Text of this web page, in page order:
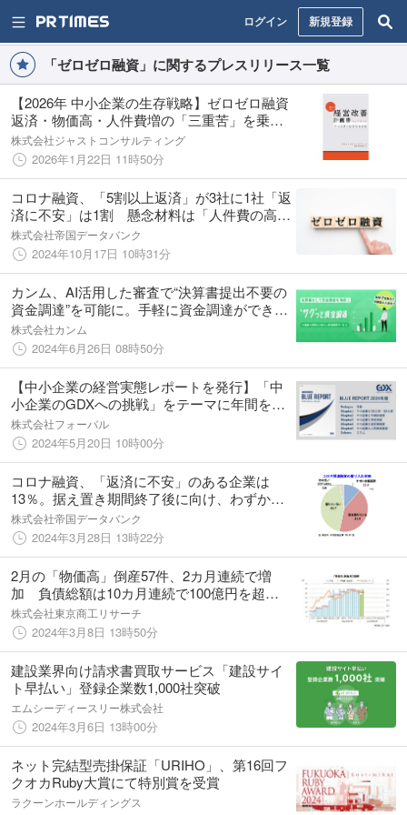
ログイン 新規登録
「ゼロゼロ融資」に関するプレスリリース一覧
【2026年 中小企業の生存戦略】ゼロゼロ融資
返済・物価高・人件費増の「三重苦」を乗り
越える！支援実績1,000社超のプロが教える
『事例で学ぶ 経営改善計画書ハンドブック』
1月30日発売
株式会社ジャストコンサルティング
2026年1月22日 11時50分
コロナ融資、「5割以上返済」が3社に1社「返
済に不安」は1割 懸念材料は「人件費の高
騰」がトップ
株式会社帝国データバンク
2024年10月17日 10時31分
カンム、AI活用した審査で“決算書提出不要の
資金調達”を可能に。手軽に資金調達ができる
新サービス「サクっと資金調達」のベータ版
を提供開始
株式会社カンム
2024年6月26日 08時50分
【中小企業の経営実態レポートを発行】「中
小企業のGDXへの挑戦」をテーマに年間を通
じた人的資本経営に関する調査を実施
株式会社フォーバル
2024年5月20日 10時00分
コロナ融資、「返済に不安」のある企業は
13％。据え置き期間終了後に向け、わずかに
増加へ 経営上の懸念材料は「人手不足」がト
ップ
株式会社帝国データバンク
2024年3月28日 13時22分
2月の「物価高」倒産57件、2カ月連続で増
加 負債総額は10カ月連続で100億円を超え
る
株式会社東京商工リサーチ
2024年3月8日 13時50分
建設業界向け請求書買取サービス「建設サイ
ト早払い」登録企業数1,000社突破
エムシーディースリー株式会社
2024年3月6日 13時00分
ネット完結型売掛保証「URIHO」、第16回フ
クオカRuby大賞にて特別賞を受賞
ラクーンホールディングス